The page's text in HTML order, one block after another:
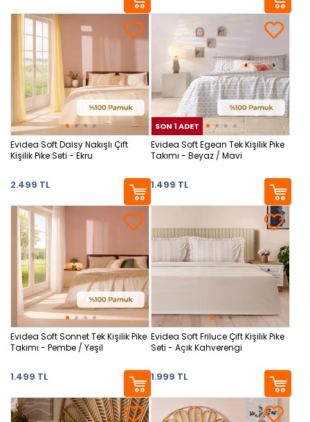
Evidea Soft Daisy Nakışlı Çift
Kişilik Pike Seti - Ekru
2.499 TL
SON 1 ADET
Evidea Soft Egean Tek Kişilik Pike
Takımı - Beyaz / Mavi
1.499 TL
Evidea Soft Sonnet Tek Kişilik Pike
Takımı - Pembe / Yeşil
1.499 TL
Evidea Soft Friluce Çift Kişilik Pike
Seti - Açık Kahverengi
1.999 TL